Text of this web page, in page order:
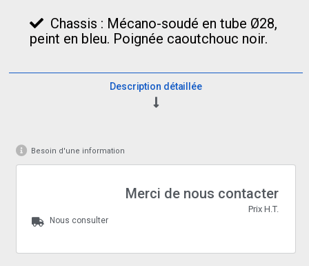
Chassis : Mécano-soudé en tube Ø28,
peint en bleu. Poignée caoutchouc noir.
Description détaillée
Besoin d'une information
Merci de nous contacter
Prix H.T.
Nous consulter